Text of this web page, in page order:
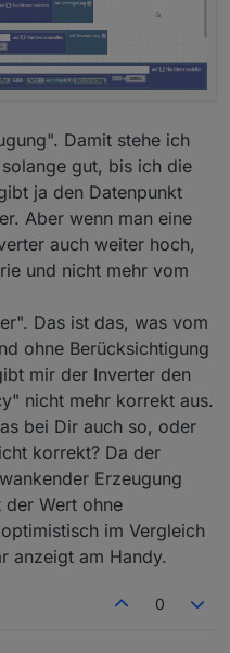
man wohl erstmal alle
hilft es ja zum
im Detail zu erklären
manchmal zweitrangig. ;)
Damit stehe ich
gut, bis ich die
ja den Datenpunkt
Aber wenn man eine
auch weiter hoch,
und nicht mehr vom
Das ist das, was vom
ohne Berücksichtigung
mir der Inverter den
nicht mehr korrekt aus.
bei Dir auch so, oder
korrekt? Da der
Erzeugung
der Wert ohne
im Vergleich
anzeigt am Handy.
0